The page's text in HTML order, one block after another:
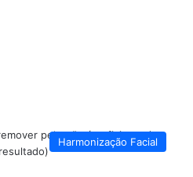
Harmonização Facial